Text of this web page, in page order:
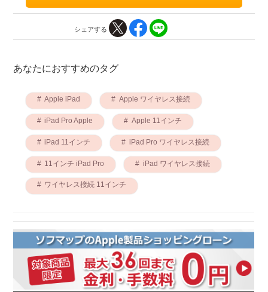
シェアする
あなたにおすすめのタグ
Apple iPad Apple ワイヤレス接続
iPad Pro Apple Apple 11インチ
iPad 11インチ iPad Pro ワイヤレス接続
11インチ iPad Pro iPad ワイヤレス接続
ワイヤレス接続 11インチ